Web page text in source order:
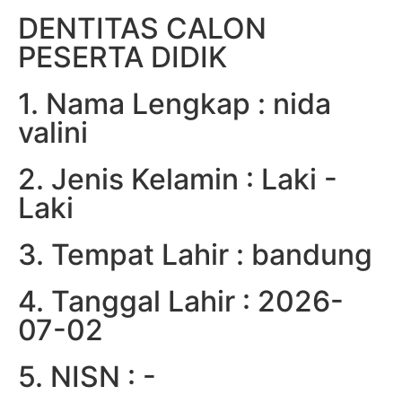
DENTITAS CALON
PESERTA DIDIK
1. Nama Lengkap : nida
valini
2. Jenis Kelamin : Laki -
Laki
3. Tempat Lahir : bandung
4. Tanggal Lahir : 2026-
07-02
5. NISN : -